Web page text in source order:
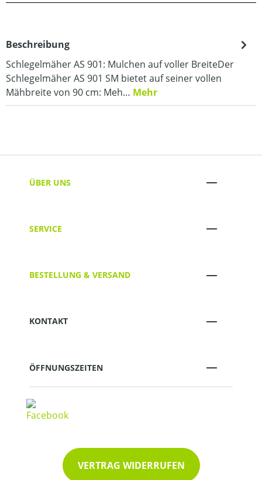
Beschreibung
Schlegelmäher AS 901: Mulchen auf voller BreiteDer
Schlegelmäher AS 901 SM bietet auf seiner vollen
Mähbreite von 90 cm: Meh… Mehr
ÜBER UNS
SERVICE
BESTELLUNG & VERSAND
KONTAKT
ÖFFNUNGSZEITEN
VERTRAG WIDERRUFEN